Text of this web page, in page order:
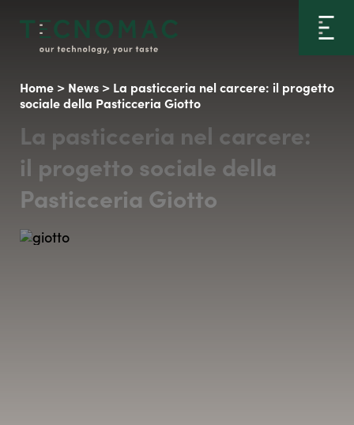
Home > News > La pasticceria nel carcere: il progetto
sociale della Pasticceria Giotto
La pasticceria nel carcere:
il progetto sociale della
Pasticceria Giotto